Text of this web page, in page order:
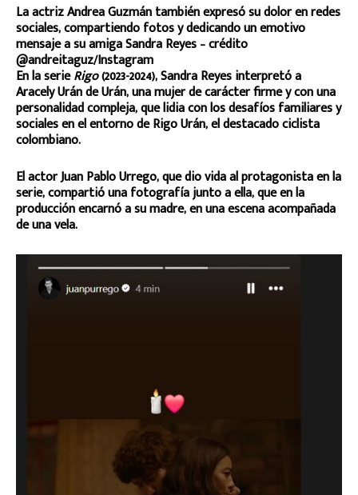
La actriz Andrea Guzmán también expresó su dolor en redes
sociales, compartiendo fotos y dedicando un emotivo
mensaje a su amiga Sandra Reyes – crédito
@andreitaguz/Instagram
En la serieRigo(2023-2024), Sandra Reyes interpretó a
Aracely Urán de Urán, una mujer de carácter firme y con una
personalidad compleja, que lidia con los desafíos familiares y
sociales en el entorno de Rigo Urán, el destacado ciclista
colombiano.
El actor Juan Pablo Urrego, que dio vida al protagonista en la
serie, compartió una fotografía junto a ella, que en la
producción encarnó a su madre, en una escena acompañada
de una vela.